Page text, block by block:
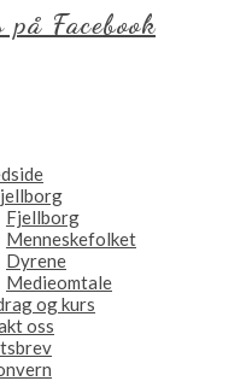
på Facebook
Fjellborg
Menneskefolket
Dyrene
Medieomtale
og kurs
oss